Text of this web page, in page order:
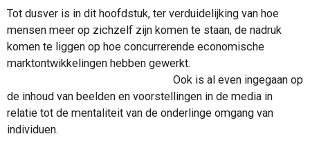
Tot dusver is in dit hoofdstuk, ter verduidelijking van hoe
mensen meer op zichzelf zijn komen te staan, de nadruk
komen te liggen op hoe concurrerende economische
marktontwikkelingen hebben gewerkt.
Ook is al even ingegaan op
de inhoud van beelden en voorstellingen in de media in
relatie tot de mentaliteit van de onderlinge omgang van
individuen.